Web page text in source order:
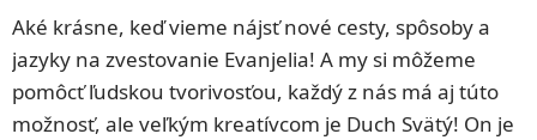
Aké krásne, keď vieme nájsť nové cesty, spôsoby a
jazyky na zvestovanie Evanjelia! A my si môžeme
pomôcť ľudskou tvorivosťou, každý z nás má aj túto
možnosť, ale veľkým kreatívcom je Duch Svätý! On je